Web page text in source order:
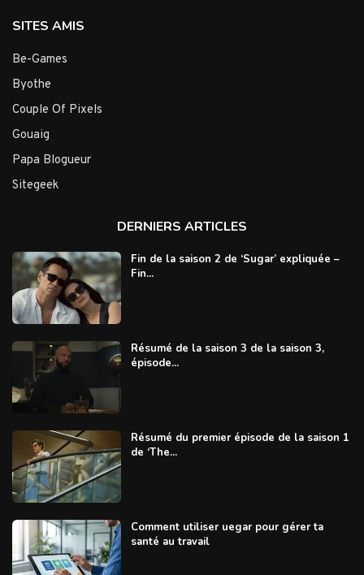
SITES AMIS
Be-Games
Byothe
Couple Of Pixels
Gouaig
Papa Blogueur
Sitegeek
DERNIERS ARTICLES
Fin de la saison 2 de ‘Sugar’ expliquée –
Fin...
Résumé de la saison 3 de la saison 3,
épisode...
Résumé du premier épisode de la saison 1
de ‘The...
Comment utiliser uegar pour gérer ta
santé au travail